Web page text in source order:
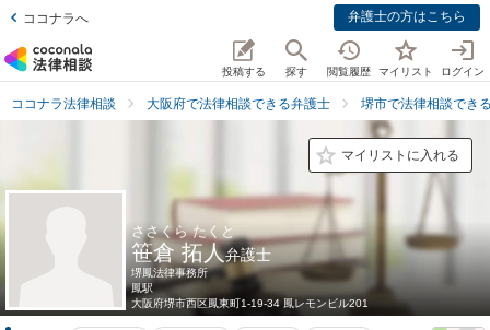
ココナラへ 弁護士の方はこちら
投稿する 探す 閲覧履歴 マイリスト ログイン
ココナラ法律相談 大阪府で法律相談できる弁護士 堺市で法律相談でき
マイリストに入れる
ささくら たくと
笹倉 拓人弁護士
堺鳳法律事務所
鳳駅
大阪府堺市西区鳳東町1-19-34 鳳レモンビル201